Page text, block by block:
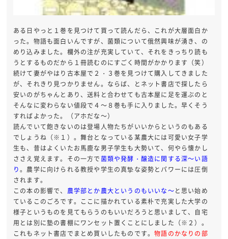
ある日やっと１巻を見つけて買って読んだら、これが大層面白か
った。物語も面白いんですが、菌類について俄然興味が湧き、の
めり込みました。欄外の注が充実していて、それをきっちり読も
うとするものだから１冊読むのにすごく時間がかかります（笑）
続けて妻がやはり古本屋で２・３巻を見つけて購入してきました
が、それきり見つかりません。ならば、とネット書店で探したら
安いのがちゃんとあり、送料と合わせても古本屋に足を運ぶのと
そんなに変わらない値段で４～８巻も手に入りました。早くそう
すればよかった。（アホだな～）
読んでいて飽きないのは登場人物たちがいいからというのもある
でしょうね（※１）。舞台となっている某農大には可愛い女子学
生も、昔はよくいたお馬鹿な男子学生も大勢いて、何やら懐かし
ささえ覚えます。その一方で菌類や発酵・醸造に関する深～い語
り。農学に向けられる教授や学生の真摯な姿勢とパワーには圧倒
されます。
この本の影響で、 農学部とか農大というのもいいな～と思い始め
ているこのごろです。ここに描かれている素朴で充実した大学の
様子というものを見てもらうのもいいだろうと思いまして、自宅
用とは別に塾の書棚にワンセット置くことにしました（※２）。
これもネット書店でまとめ買いしたものです。物語のかなりの部